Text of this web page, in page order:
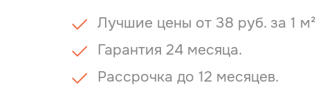
Лучшие цены от 38 руб. за 1 м²
Гарантия 24 месяца.
Рассрочка до 12 месяцев.